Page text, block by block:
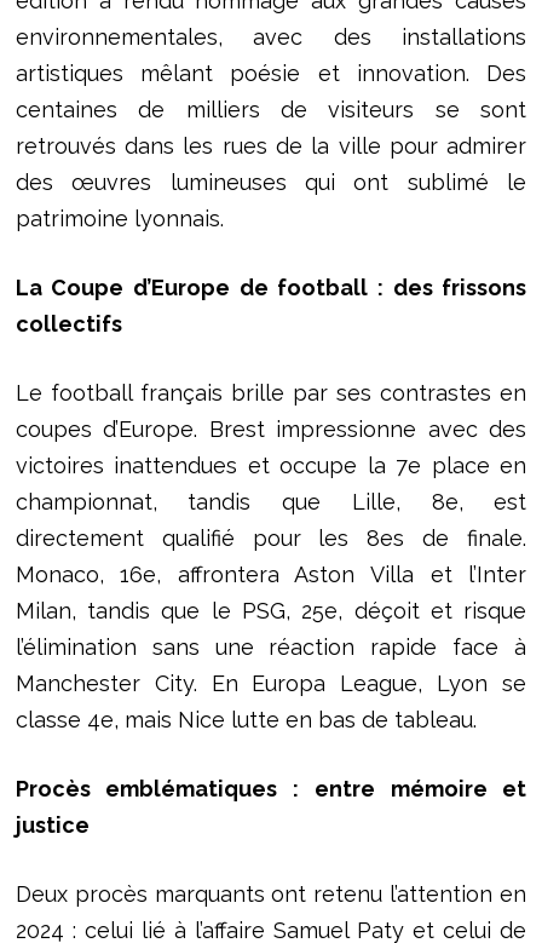
environnementales, avec des installations
artistiques mêlant poésie et innovation. Des
centaines de milliers de visiteurs se sont
retrouvés dans les rues de la ville pour admirer
des œuvres lumineuses qui ont sublimé le
patrimoine lyonnais.
La Coupe d’Europe de football : des frissons
collectifs
Le football français brille par ses contrastes en
coupes d’Europe. Brest impressionne avec des
victoires inattendues et occupe la 7e place en
championnat, tandis que Lille, 8e, est
directement qualifié pour les 8es de finale.
Monaco, 16e, affrontera Aston Villa et l’Inter
Milan, tandis que le PSG, 25e, déçoit et risque
l’élimination sans une réaction rapide face à
Manchester City. En Europa League, Lyon se
classe 4e, mais Nice lutte en bas de tableau.
Procès emblématiques : entre mémoire et
justice
Deux procès marquants ont retenu l’attention en
2024 : celui lié à l’affaire Samuel Paty et celui de